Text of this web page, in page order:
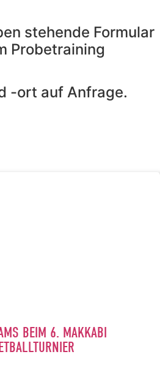
stehende Formular
Probetraining
-ort auf Anfrage.
BEIM 6. MAKKABI